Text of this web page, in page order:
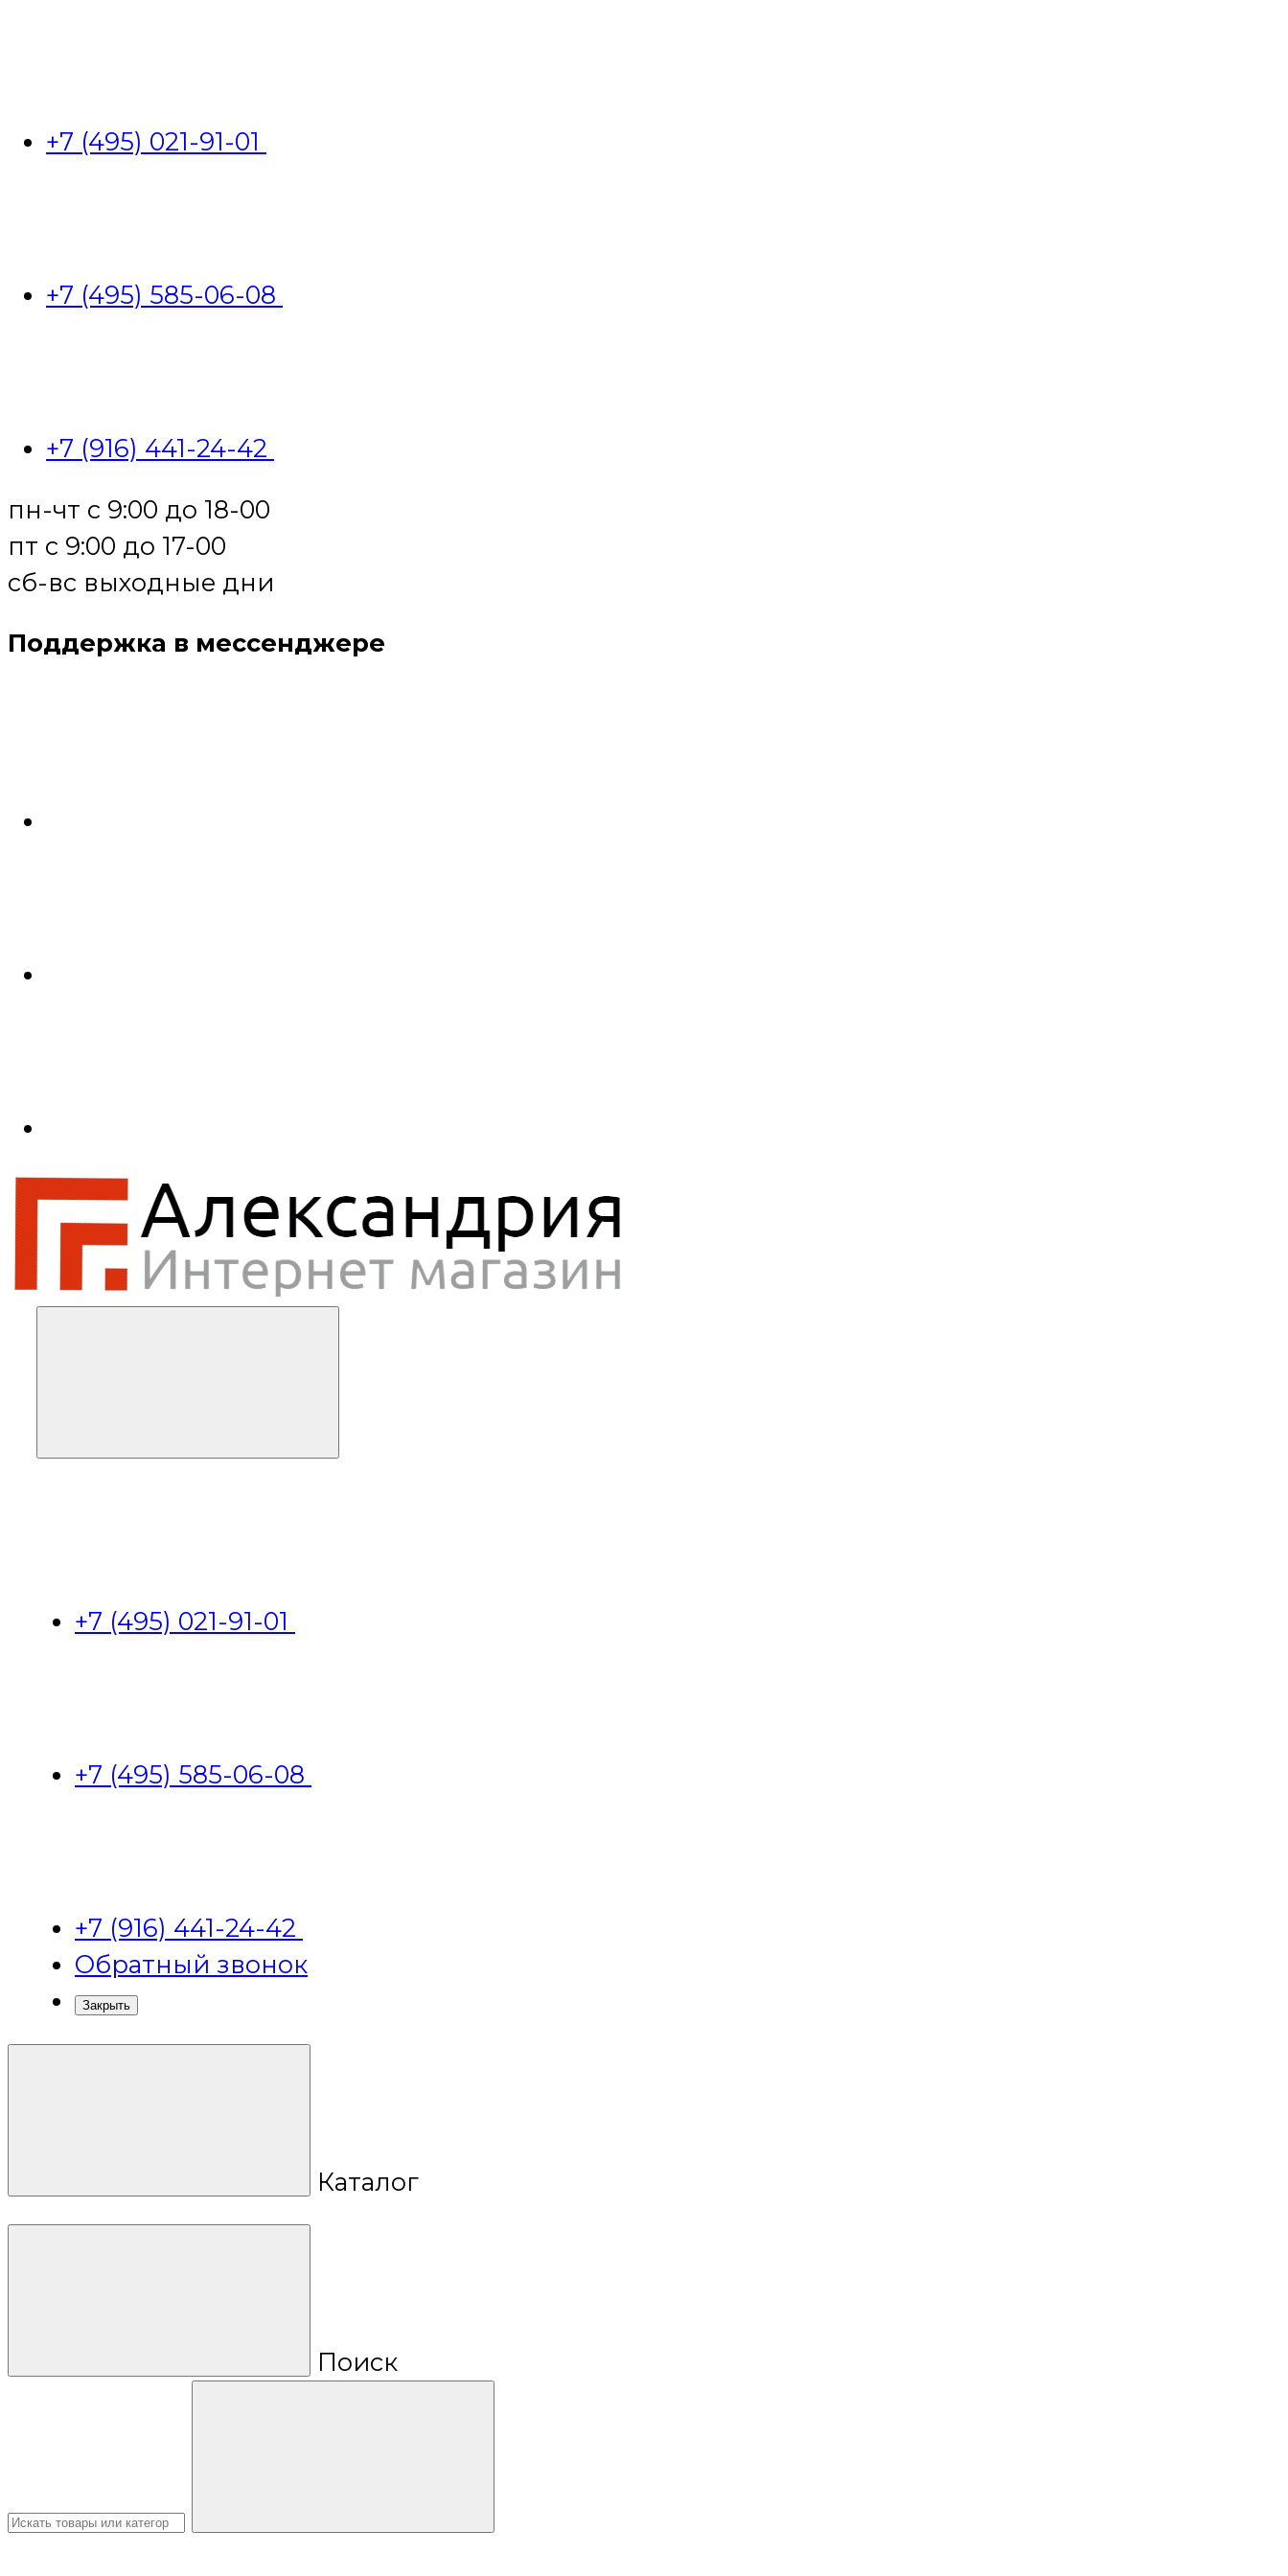
+7 (495) 021-91-01
+7 (495) 585-06-08
+7 (916) 441-24-42
пн-чт с 9:00 до 18-00
пт с 9:00 до 17-00
сб-вс выходные дни
Поддержка в мессенджере
+7 (495) 021-91-01
+7 (495) 585-06-08
+7 (916) 441-24-42
Обратный звонок
Закрыть
Каталог
Поиск